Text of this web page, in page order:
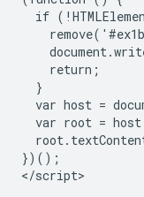
if
    return;
  }
var host =
var root =
})();